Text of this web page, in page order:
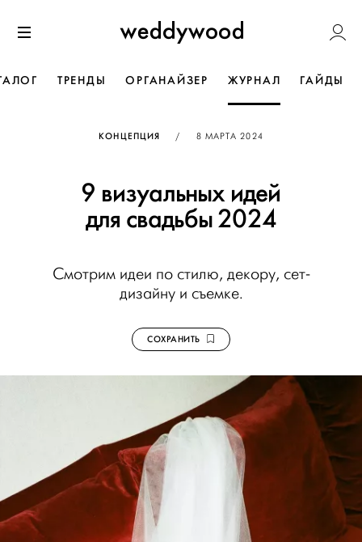
к содержанию
Weddywood
ТРЕНДЫ ОРГАНАЙЗЕР ЖУРНАЛ ГАЙДЫ
КОНЦЕПЦИЯ / ОПУБЛИКОВАНО
8 МАРТА 2024
9 визуальных идей
для свадьбы 2024
Смотрим идеи по стилю, декору, сет-
дизайну и съемке.
СОХРАНИТЬ